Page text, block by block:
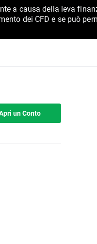
a causa della leva
dei CFD e se può
un Conto